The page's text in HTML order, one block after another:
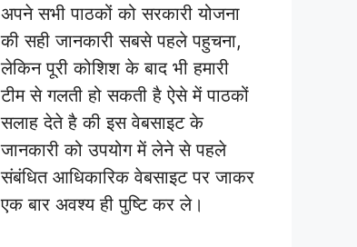
अपने सभी पाठकों को सरकारी योजना
की सही जानकारी सबसे पहले पहुचना,
लेकिन पूरी कोशिश के बाद भी हमारी
टीम से गलती हो सकती है ऐसे में पाठकों
सलाह देते है की इस वेबसाइट के
जानकारी को उपयोग में लेने से पहले
संबंधित आधिकारिक वेबसाइट पर जाकर
एक बार अवश्य ही पुष्टि कर ले।